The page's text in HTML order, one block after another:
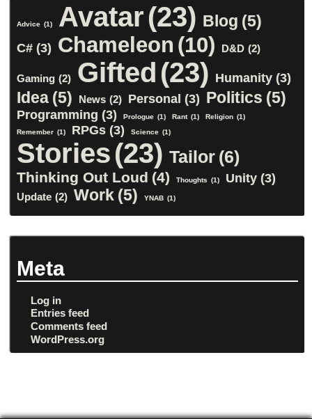
Advice (1) Avatar(23) Blog (5)
C# (3) Chameleon (10) D&D (2)
Gaming (2) Gifted (23) Humanity (3)
Idea (5) News (2) Personal (3) Politics (5)
Programming (3) Prologue (1) Rant (1) Religion (1)
Remember (1) RPGs (3) Science (1)
Stories(23) Tailor (6)
Thinking Out Loud (4) Thoughts (1) Unity (3)
Update (2) Work (5) YNAB (1)
Meta
Log in
Entries feed
Comments feed
WordPress.org